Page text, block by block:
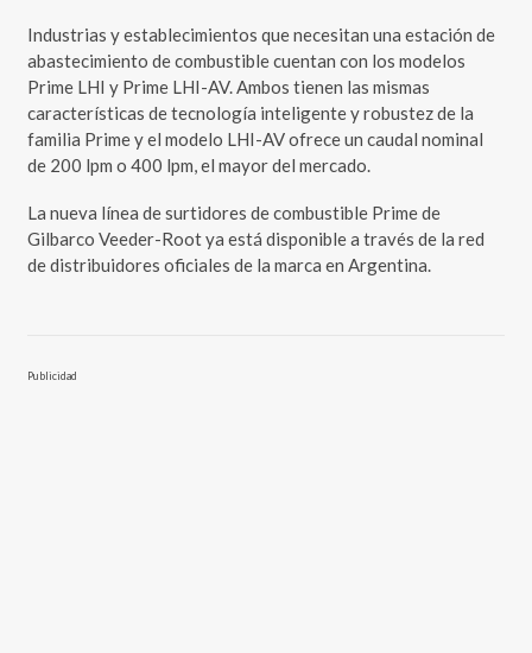
Industrias y establecimientos que necesitan una estación de
abastecimiento de combustible cuentan con los modelos
Prime LHI y Prime LHI-AV. Ambos tienen las mismas
características de tecnología inteligente y robustez de la
familia Prime y el modelo LHI-AV ofrece un caudal nominal
de 200 lpm o 400 lpm, el mayor del mercado.
La nueva línea de surtidores de combustible Prime de
Gilbarco Veeder-Root ya está disponible a través de la red
de distribuidores oficiales de la marca en Argentina.
Publicidad